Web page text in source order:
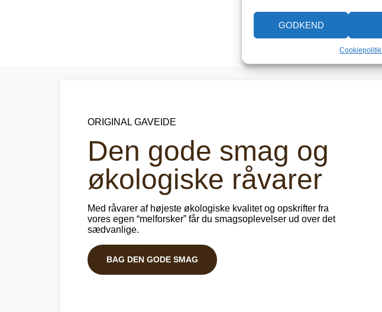
GODKEND
Cookiepolitik
ORIGINAL GAVEIDE
Den gode smag og
økologiske råvarer
Med råvarer af højeste økologiske kvalitet og opskrifter fra
vores egen “melforsker” får du smagsoplevelser ud over det
sædvanlige.
BAG DEN GODE SMAG